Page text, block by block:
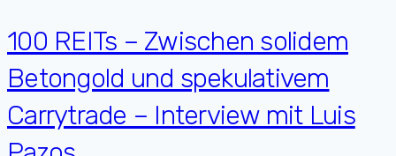
100 REITs – Zwischen solidem
Betongold und spekulativem
Carrytrade – Interview mit Luis